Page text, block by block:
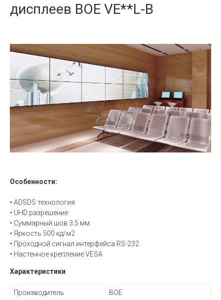
дисплеев BOE VE**L-B
Особенности:
• ADSDS технология
• UHD разрешение
• Суммарный шов 3.5 мм
• Яркость 500 кд/м2
• Проходной сигнал интерфейса RS-232
• Настенное крепление VESA
Характеристики
Производитель BOE